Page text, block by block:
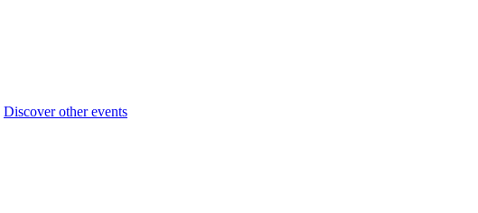
Discover other events